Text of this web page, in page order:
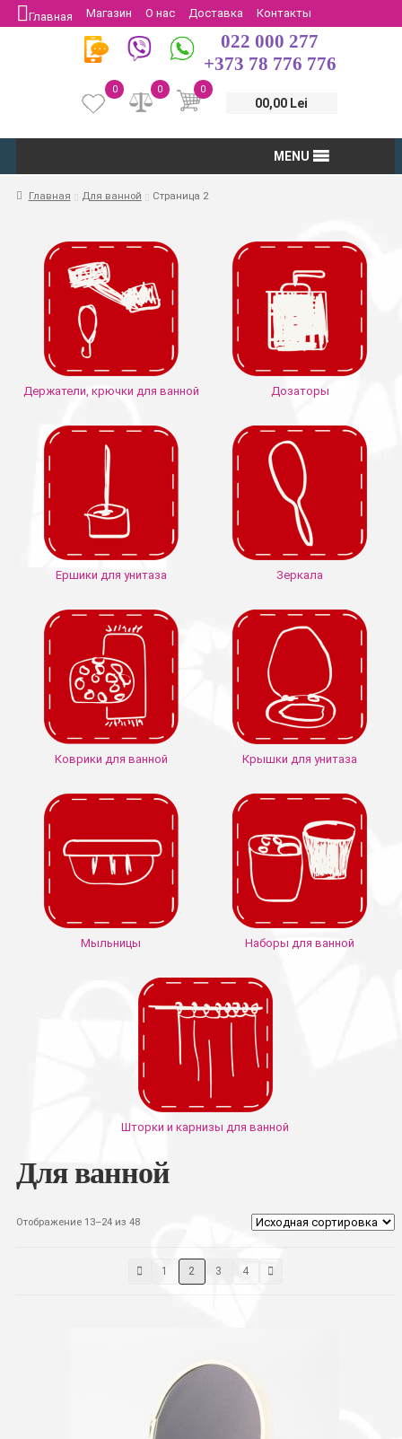
Главная Магазин О нас Доставка
Контакты
Защита потребителей
Возврат
022 000 277
+373 78 776 776
0
00,00 Lei
0
0
MENU
Главная Для ванной Страница 2
Держатели, крючки для ванной Дозаторы
Ершики для унитаза Зеркала
Коврики для ванной Крышки для унитаза
Мыльницы Наборы для ванной
Шторки и карнизы для ванной
Для ванной
Отображение 13–24 из 48
1 2 3 4